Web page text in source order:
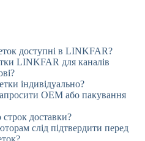
доступні в LINKFAR?
LINKFAR для каналів
індивідуально?
OEM або пакування
доставки?
слід підтвердити перед